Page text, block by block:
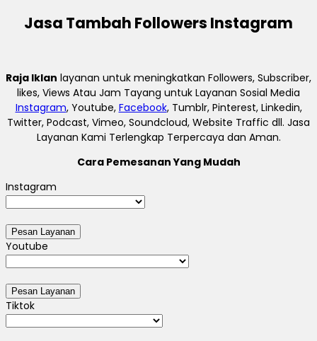
Jasa Tambah Followers Instagram
Raja Iklan layanan untuk meningkatkan Followers, Subscriber,
likes, Views Atau Jam Tayang untuk Layanan Sosial Media
Instagram, Youtube, Facebook, Tumblr, Pinterest, Linkedin,
Twitter, Podcast, Vimeo, Soundcloud, Website Traffic dll. Jasa
Layanan Kami Terlengkap Terpercaya dan Aman.
Cara Pemesanan Yang Mudah
Instagram
Youtube
Tiktok